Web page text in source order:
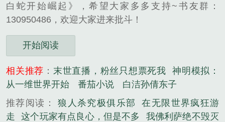
白蛇开始崛起》，希望大家多多支持~书友群：
130950486，欢迎大家进来批斗！
开始阅读
相关推荐 ： 末世直播，粉丝只想票死我
神明模拟：
从一维世界开始
番茄小说
白洁孙倩东子
推荐阅读：狼人杀究极俱乐部
在无限世界疯狂游
走
这个玩家有点良心，但是不多
我佛利萨绝不毁灭